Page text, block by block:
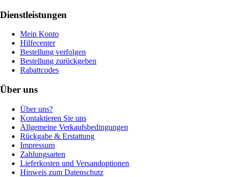
Dienstleistungen
Mein Konto
Hilfecenter
Bestellung verfolgen
Bestellung zurückgeben
Rabattcodes
Über uns
Über uns?
Kontaktieren Sie uns
Allgemeine Verkaufsbedingungen
Rückgabe & Erstattung
Impressum
Zahlungsarten
Lieferkosten und Versandoptionen
Hinweis zum Datenschutz